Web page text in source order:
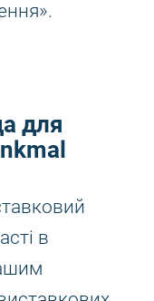
для
в